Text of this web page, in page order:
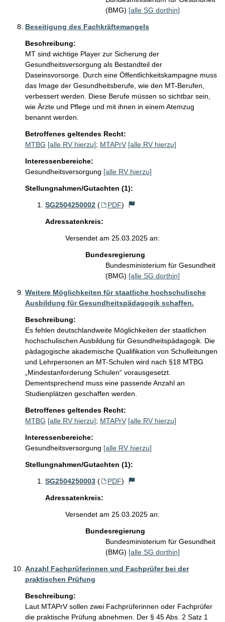
(BMG) [alle SG dorthin]
Beseitigung des Fachkräftemangels
Beschreibung:
MT sind wichtige Player zur Sicherung der
Gesundheitsversorgung als Bestandteil der
Daseinsvorsorge. Durch eine Öffentlichkeitskampagne muss
das Image der Gesundheitsberufe, wie den MT-Berufen,
verbessert werden. Diese Berufe müssen so sichtbar sein,
wie Ärzte und Pflege und mit ihnen in einem Atemzug
benannt werden.
Betroffenes geltendes Recht:
MTBG [alle RV hierzu]; MTAPrV [alle RV hierzu]
Interessenbereiche:
Gesundheitsversorgung [alle RV hierzu]
Stellungnahmen/Gutachten (1):
SG2504250002 ( PDF)
Adressatenkreis:
Versendet am 25.03.2025 an:
Bundesregierung
Bundesministerium für Gesundheit
(BMG) [alle SG dorthin]
Weitere Möglichkeiten für staatliche hochschulische
Ausbildung für Gesundheitspädagogik schaffen.
Beschreibung:
Es fehlen deutschlandweite Möglichkeiten der staatlichen
hochschulischen Ausbildung für Gesundheitspädagogik. Die
pädagogische akademische Qualifikation von Schulleitungen
und Lehrpersonen an MT-Schulen wird nach §18 MTBG
„Mindestanforderung Schulen“ vorausgesetzt.
Dementsprechend muss eine passende Anzahl an
Studienplätzen geschaffen werden.
Betroffenes geltendes Recht:
MTBG [alle RV hierzu]; MTAPrV [alle RV hierzu]
Interessenbereiche:
Gesundheitsversorgung [alle RV hierzu]
Stellungnahmen/Gutachten (1):
SG2504250003 ( PDF)
Adressatenkreis:
Versendet am 25.03.2025 an:
Bundesregierung
Bundesministerium für Gesundheit
(BMG) [alle SG dorthin]
Anzahl Fachprüferinnen und Fachprüfer bei der
praktischen Prüfung
Beschreibung:
Laut MTAPrV sollen zwei Fachprüferinnen oder Fachprüfer
die praktische Prüfung abnehmen. Der § 45 Abs. 2 Satz 1